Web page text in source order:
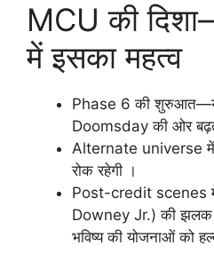
MCU की
में इसका महत्व
Phase 6 की
Doomsday की ओर
Alternate universe में
रोक रहेगी ।
Post-credit scenes
Downey Jr.) की
भविष्य की योजनाओं को